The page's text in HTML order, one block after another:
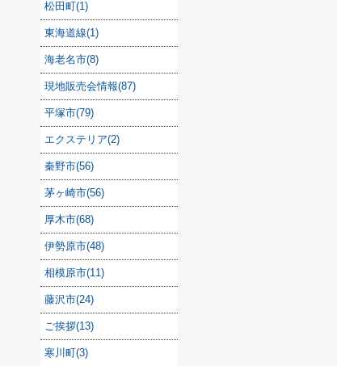
松田町(1)
東海道線(1)
海老名市(8)
現地販売会情報(87)
平塚市(79)
エクステリア(2)
秦野市(56)
茅ヶ崎市(56)
厚木市(68)
伊勢原市(48)
相模原市(11)
藤沢市(24)
ご挨拶(13)
寒川町(3)